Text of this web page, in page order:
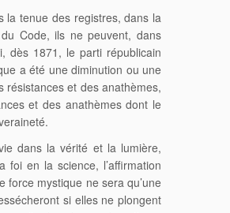
la tenue des registres, dans la
Code, ils ne peuvent, dans
dès 1871, le parti républicain
a été une diminution ou une
et des anathèmes,
et des anathèmes dont le
dans la vérité et la lumière,
en la science, l’affirmation
force mystique ne sera qu’une
si elles ne plongent